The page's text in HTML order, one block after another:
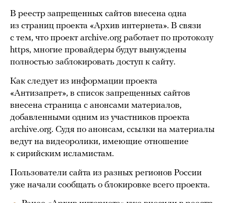
В реестр запрещенных сайтов внесена одна
из страниц проекта «Архив интернета». В связи
с тем, что проект archive.org работает по протоколу
https, многие провайдеры будут вынуждены
полностью заблокировать доступ к сайту.
Как следует из информации проекта
«Антизапрет», в список запрещенных сайтов
внесена страница с анонсами материалов,
добавленными одним из участников проекта
archive.org. Судя по анонсам, ссылки на материалы
ведут на видеоролики, имеющие отношение
к сирийским исламистам.
Пользователи сайта из разных регионов России
уже начали сообщать о блокировке всего проекта.